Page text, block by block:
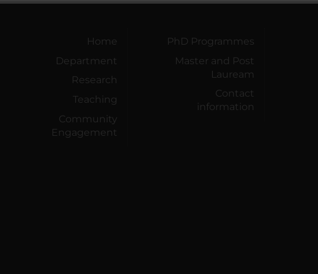
Home
Department
Research
Teaching
Community
Engagement
PhD Programmes
Master and Post
Lauream
Contact
information